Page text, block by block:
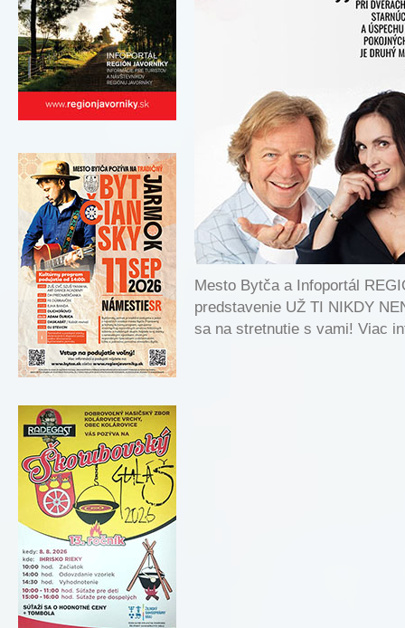
Mesto Bytča a Infoportál
predstavenie UŽ TI NIKDY
sa na stretnutie s vami! Viac